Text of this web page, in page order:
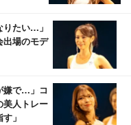
りたい…」
出場のモデ
嫌で…」コ
美人トレー
」